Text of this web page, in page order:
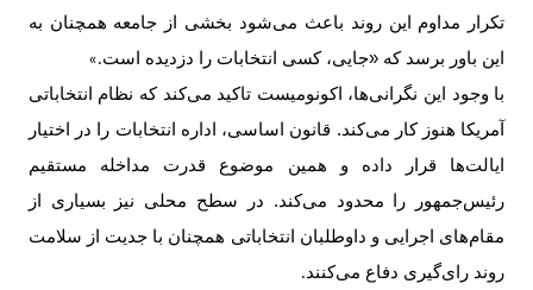
تکرار مداوم این روند باعث می‌شود بخشی از جامعه همچنان به
این باور برسد که «جایی، کسی انتخابات را دزدیده است.»
با وجود این نگرانی‌ها، اکونومیست تاکید می‌کند که نظام انتخاباتی
آمریکا هنوز کار می‌کند. قانون اساسی، اداره انتخابات را در اختیار
ایالت‌ها قرار داده و همین موضوع قدرت مداخله مستقیم
رئیس‌جمهور را محدود می‌کند. در سطح محلی نیز بسیاری از
مقام‌های اجرایی و داوطلبان انتخاباتی همچنان با جدیت از سلامت
روند رای‌گیری دفاع می‌کنند.